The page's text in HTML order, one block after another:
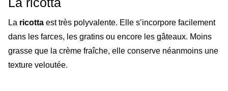
La ricotta est très polyvalente. Elle s’incorpore facilement
dans les farces, les gratins ou encore les gâteaux. Moins
grasse que la crème fraîche, elle conserve néanmoins une
texture veloutée.